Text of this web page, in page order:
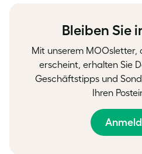
Bleiben Sie
Mit unserem MOOsletter,
erscheint, erhalten Sie
Geschäftstipps und
Ihren